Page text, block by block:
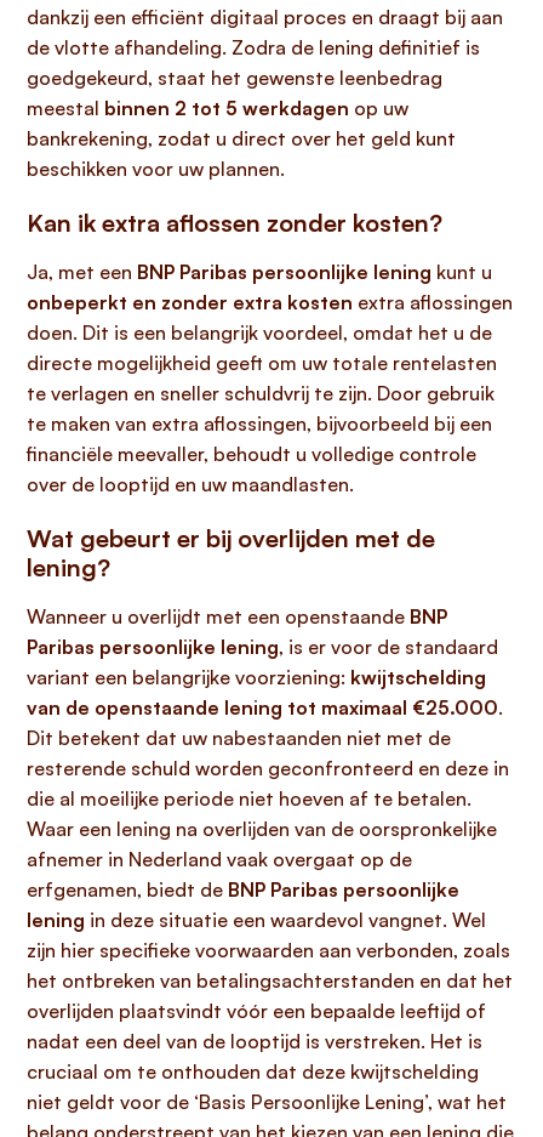
dankzij een efficiënt digitaal proces en draagt bij aan
de vlotte afhandeling. Zodra de lening definitief is
goedgekeurd, staat het gewenste leenbedrag
meestal binnen 2 tot 5 werkdagen op uw
bankrekening, zodat u direct over het geld kunt
beschikken voor uw plannen.
Kan ik extra aflossen zonder kosten?
Ja, met een BNP Paribas persoonlijke lening kunt u
onbeperkt en zonder extra kosten extra aflossingen
doen. Dit is een belangrijk voordeel, omdat het u de
directe mogelijkheid geeft om uw totale rentelasten
te verlagen en sneller schuldvrij te zijn. Door gebruik
te maken van extra aflossingen, bijvoorbeeld bij een
financiële meevaller, behoudt u volledige controle
over de looptijd en uw maandlasten.
Wat gebeurt er bij overlijden met de
lening?
Wanneer u overlijdt met een openstaande BNP
Paribas persoonlijke lening, is er voor de standaard
variant een belangrijke voorziening: kwijtschelding
van de openstaande lening tot maximaal €25.000.
Dit betekent dat uw nabestaanden niet met de
resterende schuld worden geconfronteerd en deze in
die al moeilijke periode niet hoeven af te betalen.
Waar een lening na overlijden van de oorspronkelijke
afnemer in Nederland vaak overgaat op de
erfgenamen, biedt de BNP Paribas persoonlijke
lening in deze situatie een waardevol vangnet. Wel
zijn hier specifieke voorwaarden aan verbonden, zoals
het ontbreken van betalingsachterstanden en dat het
overlijden plaatsvindt vóór een bepaalde leeftijd of
nadat een deel van de looptijd is verstreken. Het is
cruciaal om te onthouden dat deze kwijtschelding
niet geldt voor de ‘Basis Persoonlijke Lening’, wat het
belang onderstreept van het kiezen van een lening die